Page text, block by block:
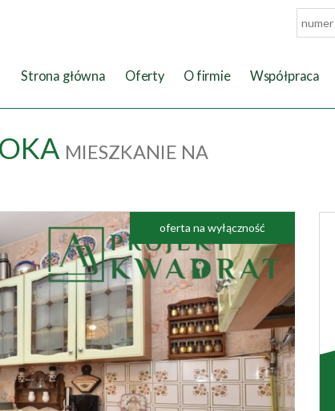
Strona główna Oferty O firmie Współpraca
MIESZKANIE NA
oferta na wyłączność